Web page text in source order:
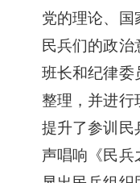
党的理论、国
民兵们的政
班长和纪律委
整理，并进行
提升了参训民
声唱响《民兵